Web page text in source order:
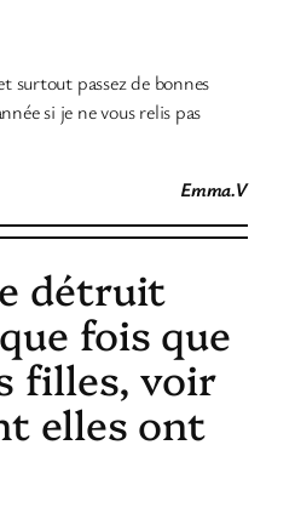
surtout passez de bonnes
si je ne vous relis pas
Emma.V
détruit
fois que
filles, voir
elles ont